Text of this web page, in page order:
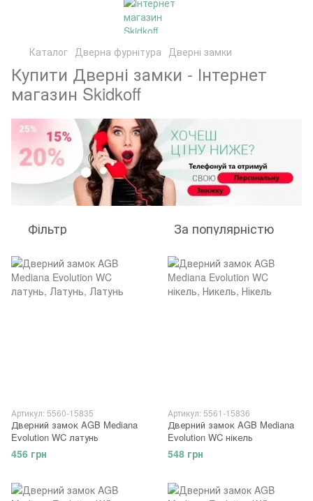
Каталог Дверна фурнітура Дверні замки
Купити Дверні замки - Інтернет
магазин Skidkoff
Фільтр За популярністю
Артикул: 5560-15835
Дверний замок AGB Mediana
Evolution WC латунь
456 грн
Артикул: 5561-15836
Дверний замок AGB Mediana
Evolution WC нікель
548 грн